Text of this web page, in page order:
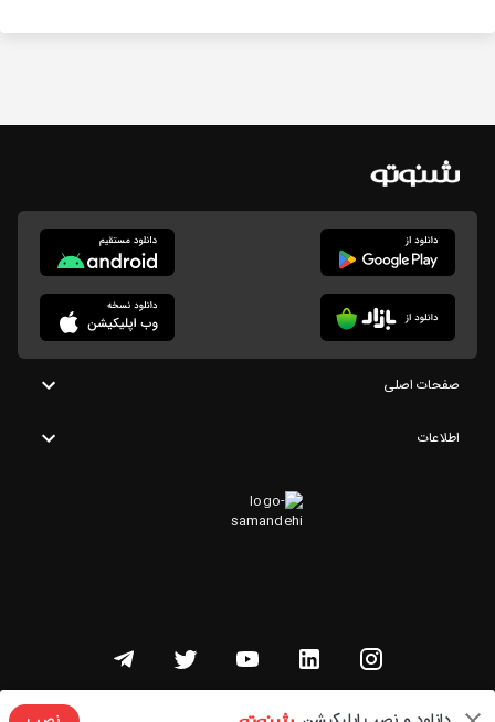
صفحات اصلی
اطلاعات
تمامی حقوق این وبسایت متعلق به شنوتو است